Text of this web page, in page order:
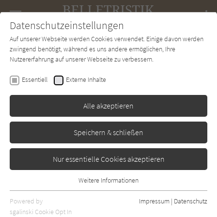
SUCHE Forum Charts Newsletter
Amanda Colombo
Das Jahr in Virginias
Goldmann
Datenschutzeinstellungen
Auf unserer Webseite werden Cookies verwendet. Einige davon werden
zwingend benötigt, während es uns andere ermöglichen, Ihre
Nutzererfahrung auf unserer Webseite zu verbessern.
Essentiell Externe Inhalte
Alle akzeptieren
Speichern & schließen
Nur essentielle Cookies akzeptieren
Essentielle Cookies werden für grundlegende Funktionen der
Webseite benötigt. Dadurch ist gewährleistet, dass die Webseite
Weitere Informationen
Powered by
sgalinski Cookie Opt In
Impressum | Datenschutz